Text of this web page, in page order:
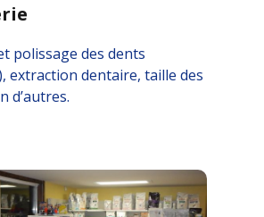
polissage des dents
extraction dentaire, taille des
d’autres.